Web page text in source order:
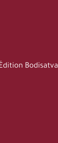
Bodisatva